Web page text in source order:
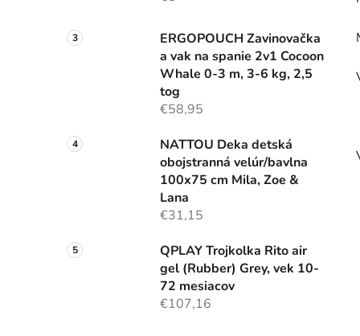
ERGOPOUCH Zavinovačka
a vak na spanie 2v1 Cocoon
Whale 0-3 m, 3-6 kg, 2,5
tog
€58,95
NATTOU Deka detská
obojstranná velúr/bavlna
100x75 cm Mila, Zoe &
Lana
€31,15
QPLAY Trojkolka Rito air
gel (Rubber) Grey, vek 10-
72 mesiacov
€107,16